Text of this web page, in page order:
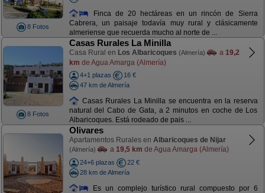
8 Fotos
Finca de 20 hectáreas en un rincón de Sierra
Cabrera, un paisaje todavía muy rural y clásicamente
almeriense que recuerda mucho al norte de ...
8 Fotos
Casas Rurales La Minilla
Casa Rural en Los Albaricoques (Almería) a 19,2
km de Agua Amarga (Almería)
4+1 plazas
16 €
47 km de Almería
Casas Rurales La Minilla se encuentra en la reserva
natural del Cabo de Gata, a 2 minutos en coche de Los
Albaricoques. Está rodeado de pais ...
Olivares
Apartamentos Rurales en Albaricoques de Nijar
(Almería) a 19,5 km de Agua Amarga (Almería)
24+6 plazas
22 €
28 km de Almería
Es un complejo turístico rural compuesto por 6